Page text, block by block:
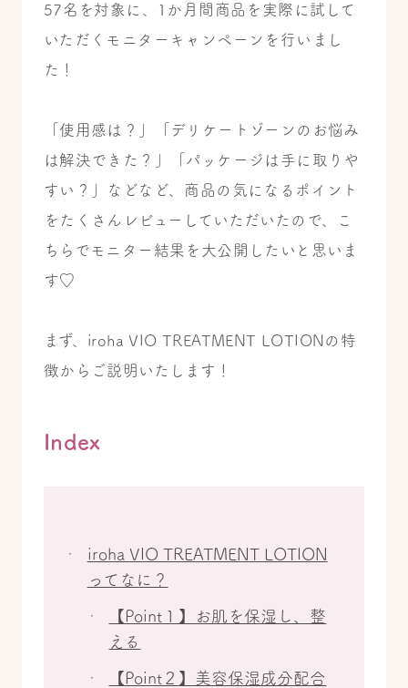
57名を対象に、1か月間商品を実際に試して
いただくモニターキャンペーンを行いまし
た！
「使用感は？」「デリケートゾーンのお悩み
は解決できた？」「パッケージは手に取りや
すい？」などなど、商品の気になるポイント
をたくさんレビューしていただいたので、こ
ちらでモニター結果を大公開したいと思いま
す♡
まず、iroha VIO TREATMENT LOTIONの特
徴からご説明いたします！
Index
iroha VIO TREATMENT LOTION
ってなに？
【Point１】お肌を保湿し、整
える
【Point２】美容保湿成分配合